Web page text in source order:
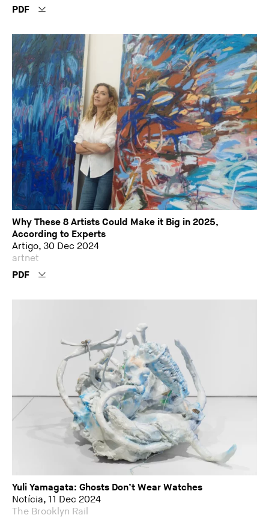
PDF
Why These 8 Artists Could Make it Big in 2025,
According to Experts
Artigo, 30 Dec 2024
artnet
PDF
Yuli Yamagata: Ghosts Don’t Wear Watches
Notícia, 11 Dec 2024
The Brooklyn Rail